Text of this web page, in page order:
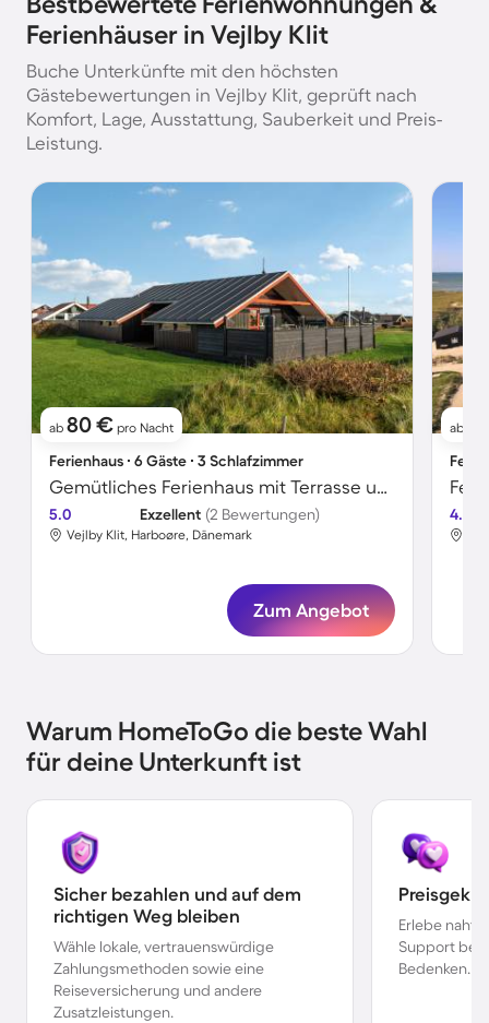
Ferienhäuser in Vejlby Klit
Buche Unterkünfte mit den höchsten
Gästebewertungen in Vejlby Klit, geprüft nach
Komfort, Lage, Ausstattung, Sauberkeit und Preis-
Leistung.
ab 80 € pro Nacht
Ferienhaus ∙ 6 Gäste ∙ 3 Schlafzimmer
Gemütliches Ferienhaus mit Terrasse und Grill | Seeblick | Neben dem Strand | Haustiere sind willkommen
5.0 Exzellent (2 Bewertungen)
Vejlby Klit, Harboøre, Dänemark
Zum Angebot
ab
4.6
Warum HomeToGo die beste Wahl
für deine Unterkunft ist
Sicher bezahlen und auf dem
richtigen Weg bleiben
Wähle lokale, vertrauenswürdige
Zahlungsmethoden sowie eine
Reiseversicherung und andere
Zusatzleistungen.
Erlebe
Support bei
Bedenken.